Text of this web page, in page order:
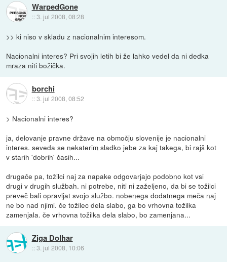
WarpedGone
::3. jul 2008, 08:28
>> ki niso v skladu z nacionalnim interesom.
Nacionalni interes? Pri svojih letih bi že lahko vedel da ni dedka
mraza niti božička.
borchi
::3. jul 2008, 08:52
> Nacionalni interes?
ja, delovanje pravne države na območju slovenije je nacionalni
interes. seveda se nekaterim sladko jebe za kaj takega, bi rajš kot
v starih 'dobrih' časih...
drugače pa, tožilci naj za napake odgovarjajo podobno kot vsi
drugi v drugih službah. ni potrebe, niti ni zaželjeno, da bi se tožilci
preveč bali opravljat svojo službo. nobenega dodatnega meča naj
ne bo nad njimi. če tožilec dela slabo, ga bo vrhovna tožilka
zamenjala. če vrhovna tožilka dela slabo, bo zamenjana...
Ziga Dolhar
::3. jul 2008, 10:06